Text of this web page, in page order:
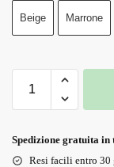
Beige Marrone
Spedizione gratuita
Resi facili entro 30